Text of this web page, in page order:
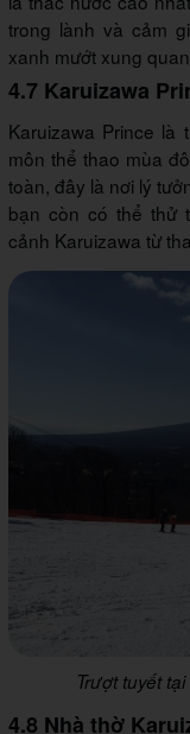
trong lành và cảm
xanh mướt xung
4.7 Karuizawa
Karuizawa Prince là
môn thể thao mùa
toàn, đây là nơi lý
bạn còn có thể thử
cảnh Karuizawa từ
Trượt tuyết
4.8 Nhà thờ